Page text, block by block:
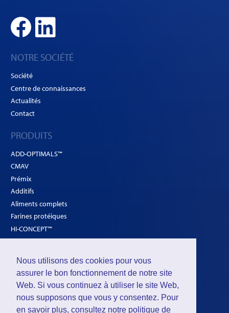
Nous utilisons des cookies pour vous
assurer le bon fonctionnement de notre site
Web. Si vous continuez à utiliser le site Web,
nous supposons que vous y consentez. Pour
en savoir plus, consultez notre politique de
NOTRE SOCIÉTÉ
Société
Centre de connaissances
Actualités
Contact
PRODUITS
ADD-OPTIMALS™
CMAV
Prémix
Additifs
Aliments complets
Farines protéiques
HI-CONCEPT™
SOLUTIONS
Volailles
Ruminants
Porcs